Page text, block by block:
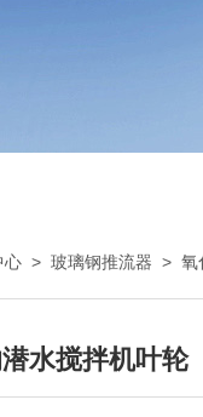
心 > 玻璃钢推流器 > 氧
水搅拌机叶轮